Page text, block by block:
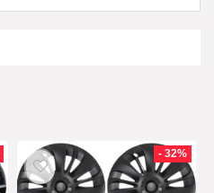
- 32%